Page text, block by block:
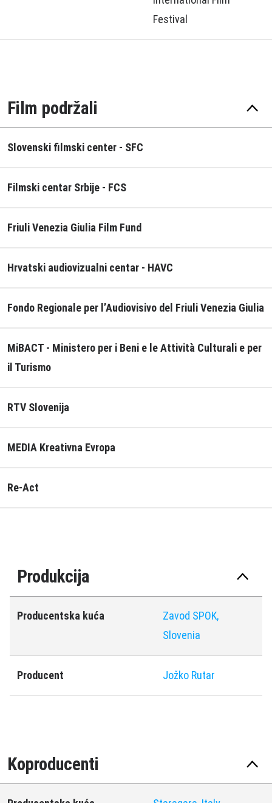
Festival
Film podržali
Slovenski filmski center - SFC
Filmski centar Srbije - FCS
Friuli Venezia Giulia Film Fund
Hrvatski audiovizualni centar - HAVC
Fondo Regionale per l’Audiovisivo del Friuli Venezia Giulia
MiBACT - Ministero per i Beni e le Attività Culturali e per
il Turismo
RTV Slovenija
MEDIA Kreativna Evropa
Re-Act
Produkcija
Producentska kuća
Zavod SPOK,
Slovenia
Producent Jožko Rutar
Koproducenti